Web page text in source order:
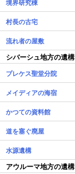
境界研究棟
村長の古宅
流れ者の屋敷
シバーシュ地方の遺構
プレケス聖堂分院
メイディアの海宿
かつての資料館
道を塞ぐ廃屋
水源遺構
アウルーマ地方の遺構